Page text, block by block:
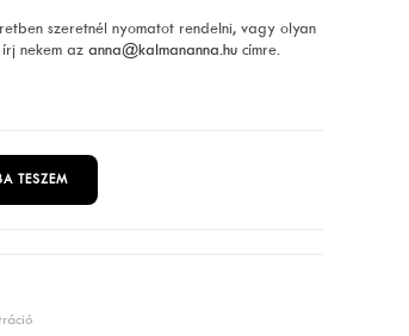
szeretnél nyomatot rendelni, vagy olyan
nekem az anna@kalmananna.hu címre.
TESZEM